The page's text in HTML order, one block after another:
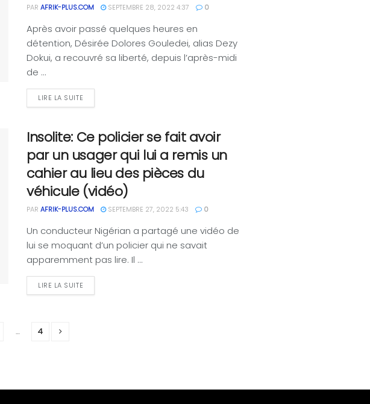
PAR AFRIK-PLUS.COM SEPTEMBRE 28, 2022 4:37 0
Après avoir passé quelques heures en
détention, Désirée Dolores Gouledei, alias Dezy
Dokui, a recouvré sa liberté, depuis l’après-midi
de ...
LIRE LA SUITE
Insolite: Ce policier se fait avoir
par un usager qui lui a remis un
cahier au lieu des pièces du
véhicule (vidéo)
PAR AFRIK-PLUS.COM SEPTEMBRE 27, 2022 5:43 0
Un conducteur Nigérian a partagé une vidéo de
lui se moquant d’un policier qui ne savait
apparemment pas lire. Il ...
LIRE LA SUITE
… 4